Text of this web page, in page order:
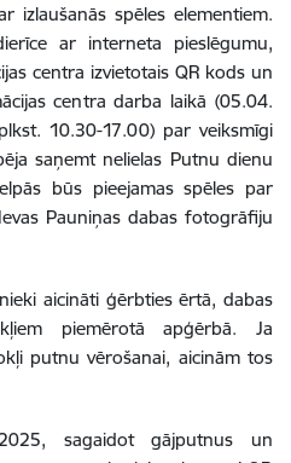
izlaušanās spēles elementiem.
ar interneta pieslēgumu,
centra izvietotais QR kods un
centra darba laikā (05.04.
10.30-17.00) par veiksmīgi
saņemt nelielas Putnu dienu
būs pieejamas spēles par
Pauniņas dabas fotogrāfiju
aicināti ģērbties ērtā, dabas
piemērotā apģērbā. Ja
putnu vērošanai, aicinām tos
sagaidot gājputnus un